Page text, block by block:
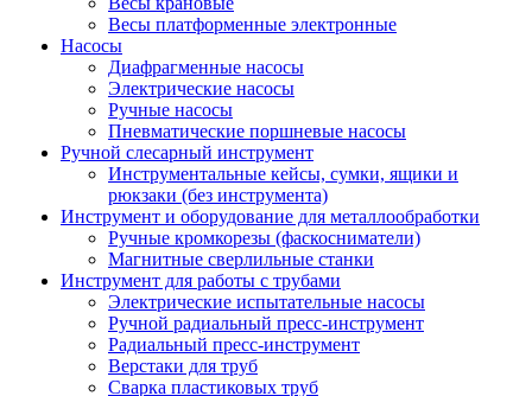
Весы платформенные электронные
Насосы
Диафрагменные насосы
Электрические насосы
Ручные насосы
Пневматические поршневые насосы
Ручной слесарный инструмент
Инструментальные кейсы, сумки, ящики и
рюкзаки (без инструмента)
Инструмент и оборудование для металлообработки
Ручные кромкорезы (фаскосниматели)
Магнитные сверлильные станки
Инструмент для работы с трубами
Электрические испытательные насосы
Ручной радиальный пресс-инструмент
Радиальный пресс-инструмент
Верстаки для труб
Сварка пластиковых труб